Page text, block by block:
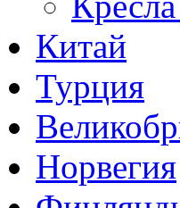
Китай
Турция
Норвегия